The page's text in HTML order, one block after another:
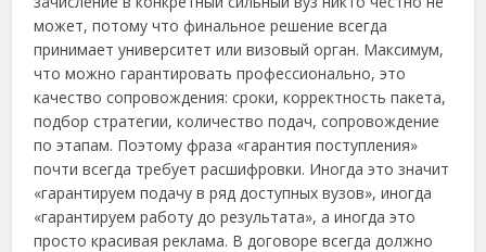
может, потому что финальное решение всегда
принимает университет или визовый орган. Максимум,
что можно гарантировать профессионально, это
качество сопровождения: сроки, корректность пакета,
подбор стратегии, количество подач, сопровождение
по этапам. Поэтому фраза «гарантия поступления»
почти всегда требует расшифровки. Иногда это значит
«гарантируем подачу в ряд доступных вузов», иногда
«гарантируем работу до результата», а иногда это
просто красивая реклама. В договоре всегда должно